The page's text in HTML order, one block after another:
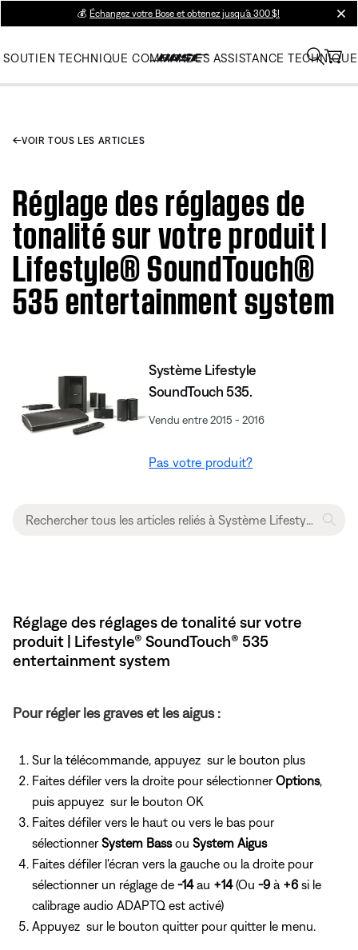
💰 Échangez votre Bose et obtenez jusqu’à 300 $!
SOUTIEN TECHNIQUE COMMANDES ASSISTANCE TECHNIQUE
VOIR TOUS LES ARTICLES
Réglage des réglages de
tonalité sur votre produit |
Lifestyle® SoundTouch®
535 entertainment system
Système Lifestyle
SoundTouch 535.
Vendu entre 2015 - 2016
Pas votre produit?
Réglage des réglages de tonalité sur votre
produit | Lifestyle® SoundTouch® 535
entertainment system
Pour régler les graves et les aigus :
Sur la télécommande, appuyez sur le bouton plus
Faites défiler vers la droite pour sélectionnerOptions,
puis appuyez sur le bouton OK
Faites défiler vers le haut ou vers le bas pour
sélectionnerSystem Bassou System Aigus
Faites défiler l'écran vers la gauche ou la droite pour
sélectionner un réglage de -14au +14(Ou -9 à +6 si le
calibrage audio ADAPTQ est activé)
Appuyez sur le bouton quitter pour quitter le menu.